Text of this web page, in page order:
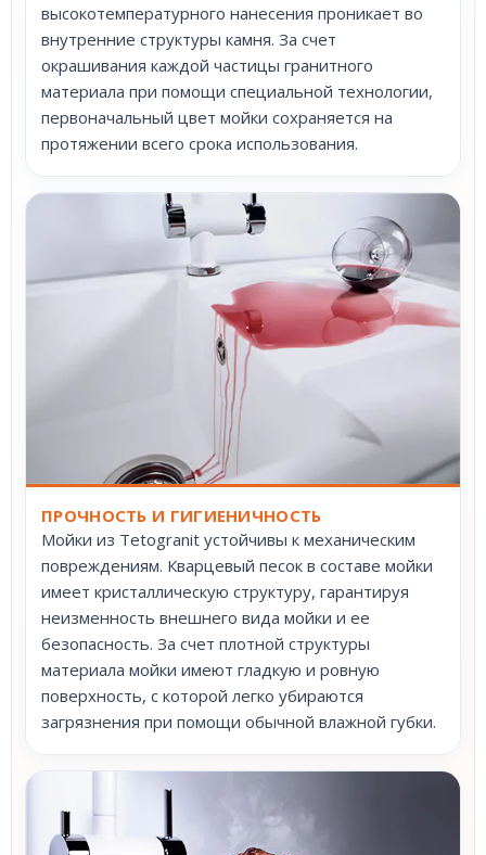
высокотемпературного нанесения проникает во
внутренние структуры камня. За счет
окрашивания каждой частицы гранитного
материала при помощи специальной технологии,
первоначальный цвет мойки сохраняется на
протяжении всего срока использования.
ПРОЧНОСТЬ И ГИГИЕНИЧНОСТЬ
Мойки из Tetogranit устойчивы к механическим
повреждениям. Кварцевый песок в составе мойки
имеет кристаллическую структуру, гарантируя
неизменность внешнего вида мойки и ее
безопасность. За счет плотной структуры
материала мойки имеют гладкую и ровную
поверхность, с которой легко убираются
загрязнения при помощи обычной влажной губки.